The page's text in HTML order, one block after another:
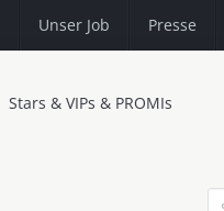
Unser Job Presse
Stars & VIPs & PROMIs